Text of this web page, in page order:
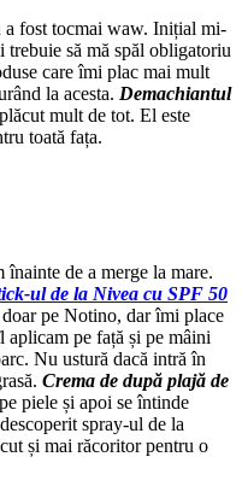
fost tocmai waw. Inițial mi-
trebuie să mă spăl obligatoriu
care îmi plac mai mult
la acesta. Demachiantul
mult de tot. El este
toată fața.
înainte de a merge la mare.
ul de la Nivea cu SPF 50
pe Notino, dar îmi place
pe față și pe mâini
Nu ustură dacă intră în
Crema de după plajă de
piele și apoi se întinde
spray-ul de la
și mai răcoritor pentru o